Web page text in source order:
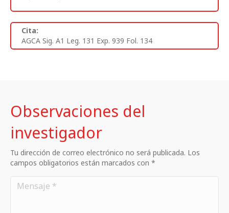
Cita:
AGCA Sig. A1 Leg. 131 Exp. 939 Fol. 134
Observaciones del
investigador
Tu dirección de correo electrónico no será publicada. Los
campos obligatorios están marcados con *